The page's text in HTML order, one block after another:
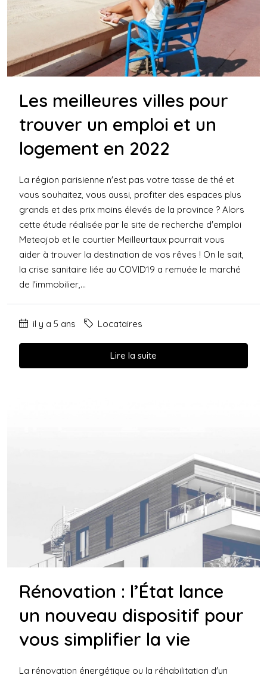
Les meilleures villes pour
trouver un emploi et un
logement en 2022
La région parisienne n'est pas votre tasse de thé et
vous souhaitez, vous aussi, profiter des espaces plus
grands et des prix moins élevés de la province ? Alors
cette étude réalisée par le site de recherche d'emploi
Meteojob et le courtier Meilleurtaux pourrait vous
aider à trouver la destination de vos rêves ! On le sait,
la crise sanitaire liée au COVID19 a remuée le marché
de l'immobilier,...
il y a 5 ans Locataires
Lire la suite
Rénovation : l’État lance
un nouveau dispositif pour
vous simplifier la vie
La rénovation énergétique ou la réhabilitation d'un